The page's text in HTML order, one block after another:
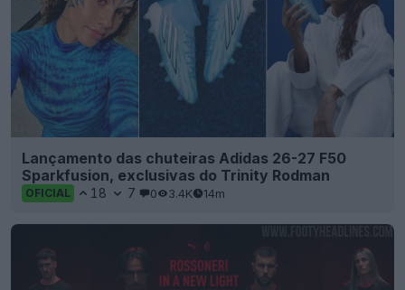
Lançamento das chuteiras Adidas 26-27 F50
Sparkfusion, exclusivas do Trinity Rodman
OFICIAL 18 7 0 3.4K 14m